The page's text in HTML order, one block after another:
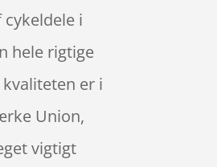
i
hele rigtige
er i
Union,
vigtigt